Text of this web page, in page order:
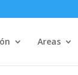
Areas